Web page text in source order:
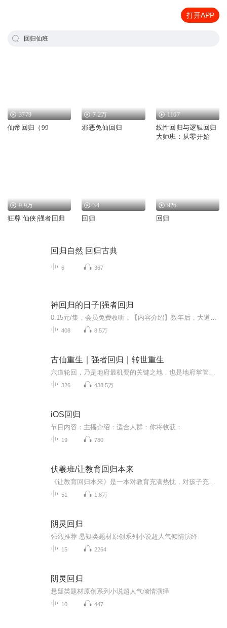
打开APP
回归仙班
3779
仙帝回归（99
7.2万
邪恶兔仙回归
1167
线性回归与逻辑回归
大师班：从零开始
9.9万
狂尊|仙侠|强者回归
34
回归
926
回归
回归自然 回归古典
6 367
神回归的日子|强者回归
408 8.5万
古仙重生｜强者回归｜转世重生
326 438.5万
iOS回归
节目内容：主播介绍：适合人群：你将收获：
19 780
伏羲班/让教育回归本来
51 1.8万
阴灵回归
强烈推荐 悬疑类题材原创系列小说超人气倾情演绎
15 2264
阴灵回归
悬疑类题材原创系列小说超人气倾情演绎
10 447